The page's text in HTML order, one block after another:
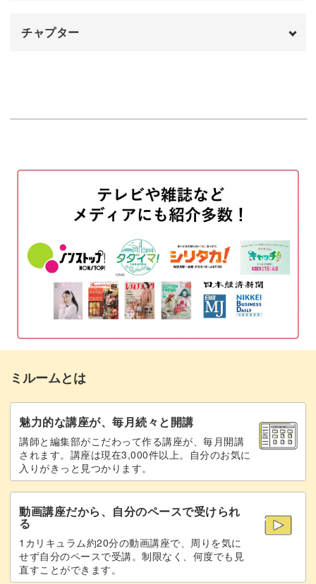
チャプター
ミルームとは
魅力的な講座が、毎月続々と開講
講師と編集部がこだわって作る講座が、毎月開講
されます。講座は現在3,000件以上。自分のお気に
入りがきっと見つかります。
動画講座だから、自分のペースで受けられ
る
1カリキュラム約20分の動画講座で、周りを気に
せず自分のペースで受講。制限なく、何度でも見
直すことができます。